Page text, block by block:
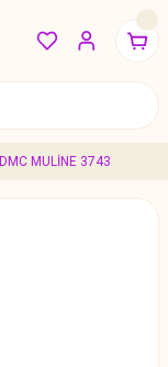
DMC MULİNE 3743